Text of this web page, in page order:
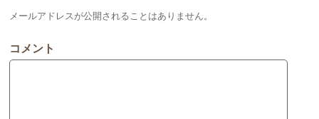
メールアドレスが公開されることはありません。
コメント